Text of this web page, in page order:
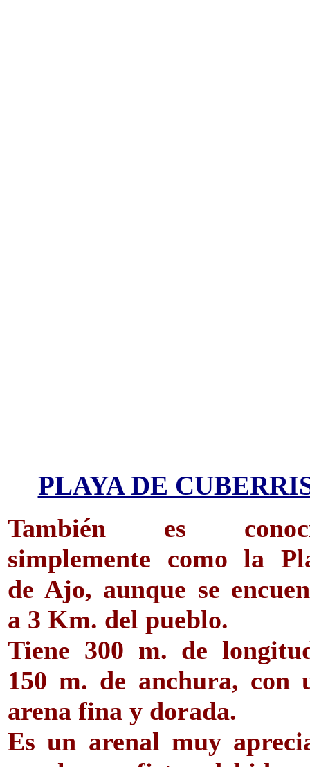
PLAYA DE
También es
simplemente como la
de Ajo, aunque se
a 3 Km. del pueblo.
Tiene 300 m. de
150 m. de anchura, con
arena fina y dorada.
Es un arenal muy